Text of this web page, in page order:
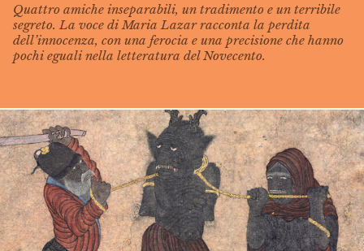
Quattro amiche inseparabili, un tradimento e un terribile
segreto. La voce di Maria Lazar racconta la perdita
dell’innocenza, con una ferocia e una precisione che hanno
pochi eguali nella letteratura del Novecento.